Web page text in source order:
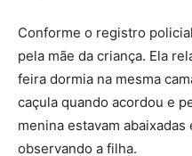
Conforme o registro
pela mãe da criança. Ela
feira dormia na mesma
caçula quando acordou e
menina estavam
observando a filha.